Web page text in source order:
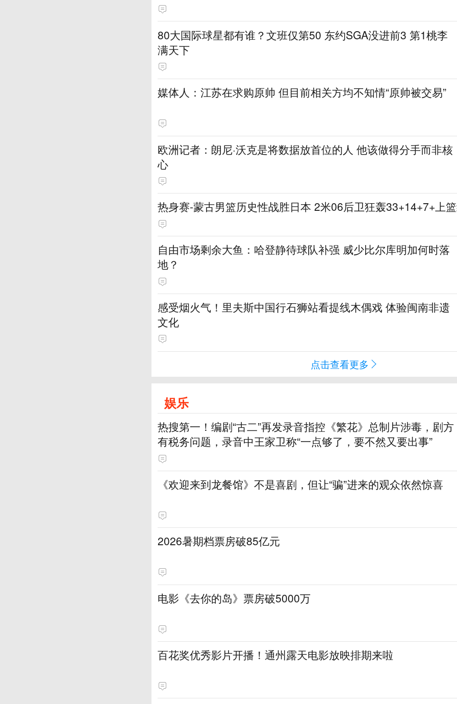
80大国际球星都有谁？文班仅第50 东约SGA没进前3 第1桃李
满天下
媒体人：江苏在求购原帅 但目前相关方均不知情“原帅被交易”
欧洲记者：朗尼·沃克是将数据放首位的人 他该做得分手而非核
心
热身赛-蒙古男篮历史性战胜日本 2米06后卫狂轰33+14+7+上
自由市场剩余大鱼：哈登静待球队补强 威少比尔库明加何时落
地？
感受烟火气！里夫斯中国行石狮站看提线木偶戏 体验闽南非遗
文化
点击查看更多
娱乐
热搜第一！编剧“古二”再发录音指控《繁花》总制片涉毒，剧方
有税务问题，录音中王家卫称“一点够了，要不然又要出事”
《欢迎来到龙餐馆》不是喜剧，但让“骗”进来的观众依然惊喜
2026暑期档票房破85亿元
电影《去你的岛》票房破5000万
百花奖优秀影片开播！通州露天电影放映排期来啦